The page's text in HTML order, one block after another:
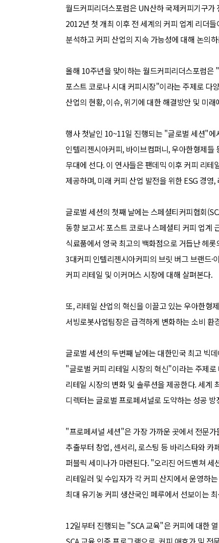
월드커피리더스포럼은 UN산하 국제커피기구가
2012년 첫 개최 이후 전 세계의 커피 업계 리더
분석하고 커피 산업의 지속 가능성에 대해 논의
올해 10주년을 맞이하는 월드커피리더스포럼
포스트 코로나 시대 커피시장"이라는 주제로 다
산업의 현황, 이슈, 위기에 대한 해결방안 및 미
행사 첫날인 10~11일 진행되는 "글로벌 세션"에
인텔리젠시아커피, 바이브컴퍼니, 우아한형제
무대에 선다. 이 연사들은 팬데믹 이후 커피 리
제공하며, 미래 커피 산업 발전을 위한 ESG 경
글로벌 세션의 첫째 날에는 스페셜티커피협회
동향 보고서: 포스트 코로나 스페셜티 커피 업계
식료품에서 영국 최고의 백화점으로 거듭난 헤
3대커피 인텔리젠시아커피의 브릿 버그 브랜드
커피 리테일 및 이커머스 시장에 대해 살펴본다.
또, 리테일 산업의 혁신을 이끌고 있는 우아한형
서빙로봇사업팀장은 급격하게 변화하는 소비
글로벌 세션의 두번째 날에는 대한민국 최고 빅
"글로벌 커피 리테일 시장의 혁신"이라는 주제
리테일 시장의 변화 및 솔루션을 제공한다. 세계
디렉터는 글로벌 프로페셔널로 도약하는 성공
"프로페셔널 세션"은 가장 가까운 곳에서 전문
추출부터 창업, 센서리, 로스팅 등 바리스타와
퍼블릭 세미나가 마련된다. "오리진 어드벤쳐
리테일러 및 수입자가 각 커피 산지에서 운영하
최대 유기농 커피 생산국인 페루에서 선보이는
12일부터 진행되는 "SCA 교육"은 커피에 대한